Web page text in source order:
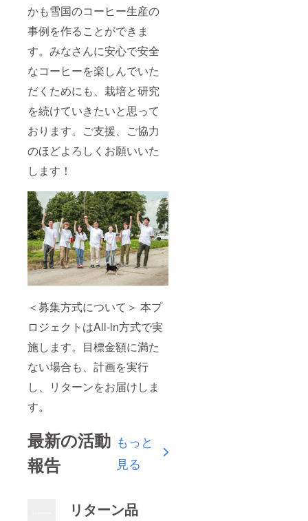
かも雪国のコーヒー生産の
事例を作ることができま
す。みなさんに安心で安全
なコーヒーを楽しんでいた
だくためにも、栽培と研究
を続けていきたいと思って
おります。ご支援、ご協力
のほどよろしくお願いいた
します！
＜募集方式について＞ 本プ
ロジェクトはAll-in方式で実
施します。目標金額に満た
ない場合も、計画を実行
し、リターンをお届けしま
す。
最新の活動
報告
もっと
見る
リターン品